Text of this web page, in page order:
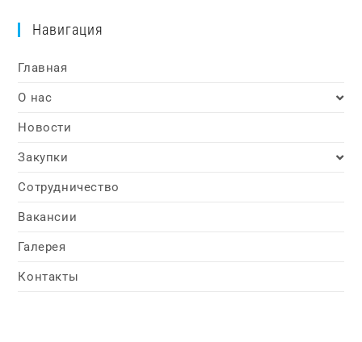
Навигация
Главная
О нас
Новости
Закупки
Сотрудничество
Вакансии
Галерея
Контакты